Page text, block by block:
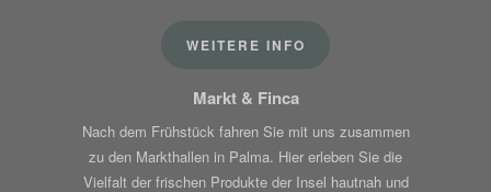
WEITERE INFO
Markt & Finca
Nach dem Frühstück fahren Sie mit uns zusammen
zu den Markthallen in Palma. Hier erleben Sie die
Vielfalt der frischen Produkte der Insel hautnah und